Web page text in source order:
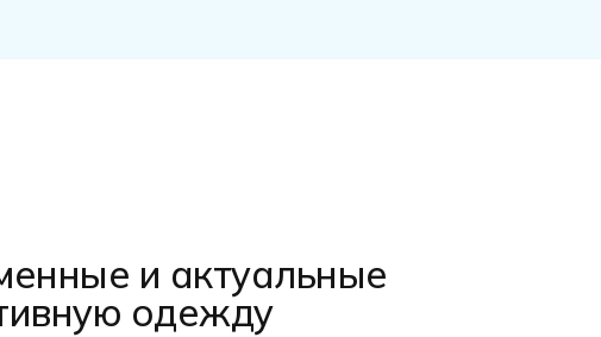
и актуальные
одежду